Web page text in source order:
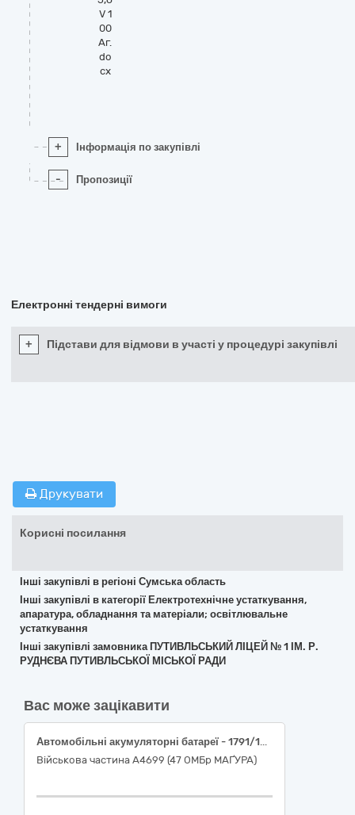
V 1
00
Аг.
do
cx
+ Інформація по закупівлі
- Пропозиції
Електронні тендерні вимоги
+ Підстави для відмови в участі у процедурі закупівлі
Друкувати
Корисні посилання
Інші закупівлі в регіоні Сумська область
Інші закупівлі в категорії Електротехнічне устаткування,
апаратура, обладнання та матеріали; освітлювальне
устаткування
Інші закупівлі замовника ПУТИВЛЬСЬКИЙ ЛІЦЕЙ № 1 ІМ. Р.
РУДНЄВА ПУТИВЛЬСЬКОЇ МІСЬКОЇ РАДИ
Вас може зацікавити
Автомобільні акумуляторні батареї - 1791/13551-в
Військова частина А4699 (47 ОМБр МАҐУРА)